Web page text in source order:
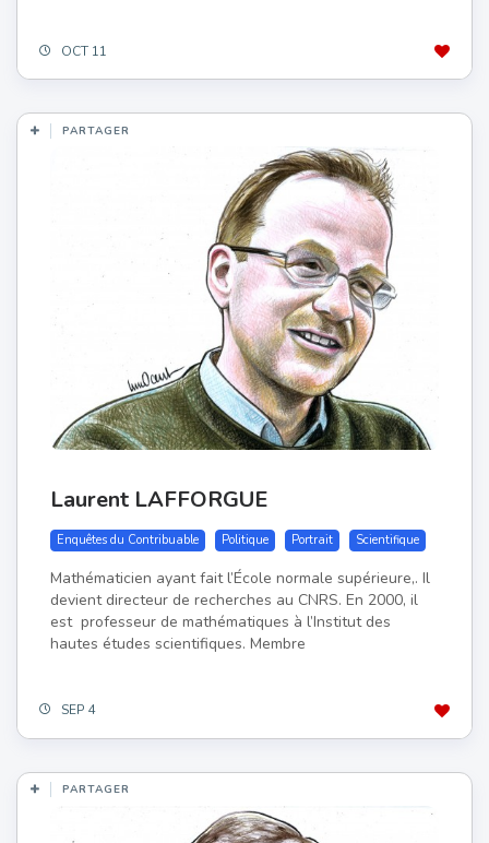
OCT 11
PARTAGER
Laurent LAFFORGUE
Enquêtes du Contribuable Politique Portrait Scientifique
Mathématicien ayant fait l’École normale supérieure,. Il
devient directeur de recherches au CNRS. En 2000, il
est professeur de mathématiques à l’Institut des
hautes études scientifiques. Membre
SEP 4
PARTAGER